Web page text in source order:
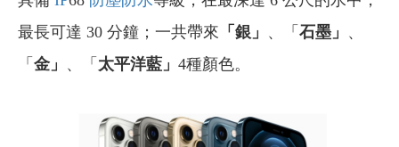
最長可達 30 分鐘；一共帶來 「銀」 、「 石墨」 、
「 金」 、「 太平洋藍」 4種顏色。